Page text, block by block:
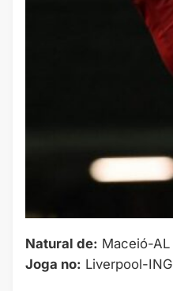
Natural de: Maceió-AL
Joga no: Liverpool-ING